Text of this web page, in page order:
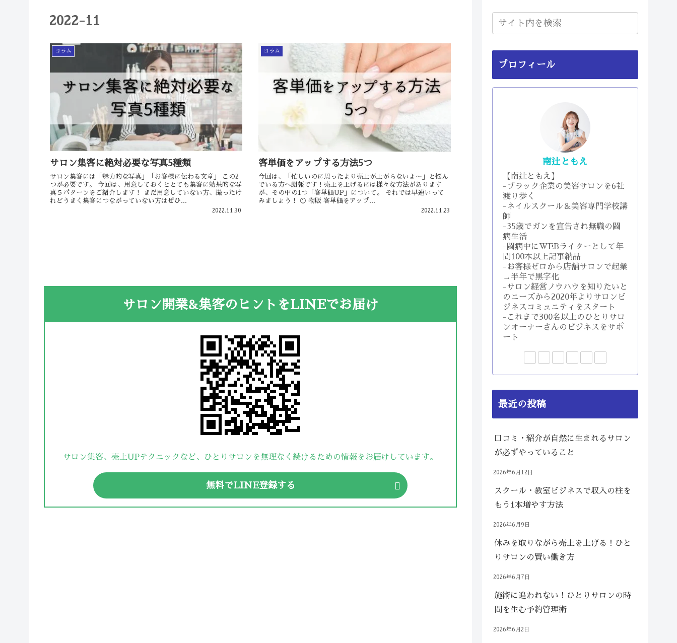
2022-11
コラム
サロン集客に絶対必要な写真5種類
サロン集客には「魅力的な写真」「お客様に伝わる文章」 この2
つが必要です。 今回は、用意しておくととても集客に効果的な写
真５パターンをご紹介します！ まだ用意していない方、撮ったけ
れどうまく集客につながっていない方はぜひ...
2022.11.30
コラム
客単価をアップする方法5つ
今回は、「忙しいのに思ったより売上が上がらないよ〜」と悩ん
でいる方へ朗報です！売上を上げるには様々な方法があります
が、その中の1つ「客単価UP」について。 それでは早速いって
みましょう！ ① 物販 客単価をアップ...
2022.11.23
サロン開業&集客のヒントをLINEでお届け
サロン集客、売上UPテクニックなど、ひとりサロンを無理なく続けるための情報をお届けしています。
無料でLINE登録する
プロフィール
南辻ともえ
【南辻ともえ】
-ブラック企業の美容サロンを6社
渡り歩く
-ネイルスクール＆美容専門学校講
師
-35歳でガンを宣告され無職の闘
病生活
-闘病中にWEBライターとして年
間100本以上記事納品
-お客様ゼロから店舗サロンで起業
→半年で黒字化
-サロン経営ノウハウを知りたいと
のニーズから2020年よりサロンビ
ジネスコミュニティをスタート
-これまで300名以上のひとりサロ
ンオーナーさんのビジネスをサポ
ート
最近の投稿
口コミ・紹介が自然に生まれるサロン
が必ずやっていること
2026年6月12日
スクール・教室ビジネスで収入の柱を
もう1本増やす方法
2026年6月9日
休みを取りながら売上を上げる！ひと
りサロンの賢い働き方
2026年6月7日
施術に追われない！ひとりサロンの時
間を生む予約管理術
2026年6月2日